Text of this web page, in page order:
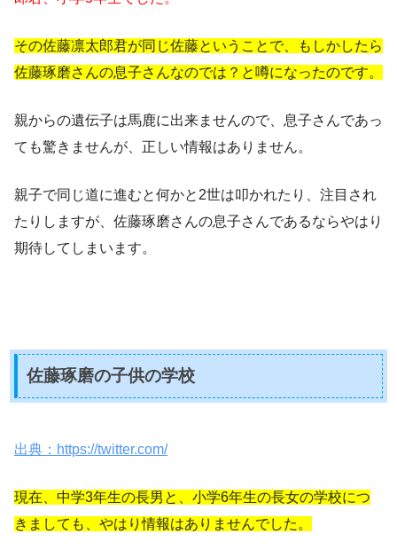
その佐藤凛太郎君が同じ佐藤ということで、もしかしたら
佐藤琢磨さんの息子さんなのでは？と噂になったのです。
親からの遺伝子は馬鹿に出来ませんので、息子さんであっ
ても驚きませんが、正しい情報はありません。
親子で同じ道に進むと何かと2世は叩かれたり、注目され
たりしますが、佐藤琢磨さんの息子さんであるならやはり
期待してしまいます。
佐藤琢磨の子供の学校
出典：https://twitter.com/
現在、中学3年生の長男と、小学6年生の長女の学校につ
きましても、やはり情報はありませんでした。